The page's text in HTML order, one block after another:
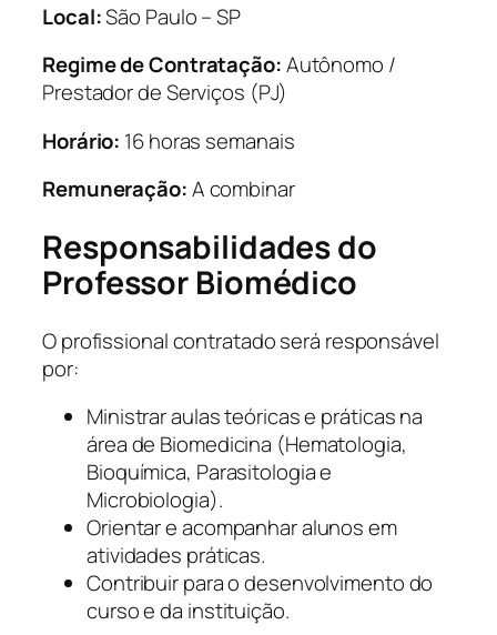
Local:São Paulo – SP
Regime de Contratação:Autônomo /
Prestador de Serviços (PJ)
Horário: 16 horas semanais
Remuneração:A combinar
Responsabilidades do
Professor Biomédico
O profissional contratado será responsável
por:
Ministrar aulas teóricas e práticas na
área de Biomedicina (Hematologia,
Bioquímica, Parasitologia e
Microbiologia).
Orientar e acompanhar alunos em
atividades práticas.
Contribuir para o desenvolvimento do
curso e da instituição.